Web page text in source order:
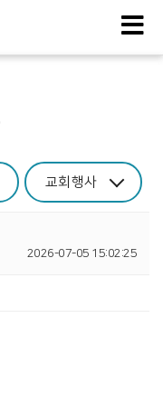
교회행사
2026-07-05 15:02:25